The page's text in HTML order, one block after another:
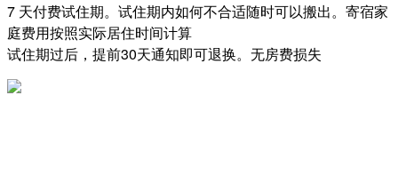
7 天付费试住期。试住期内如何不合适随时可以搬出。寄宿家
庭费用按照实际居住时间计算
试住期过后，提前30天通知即可退换。无房费损失